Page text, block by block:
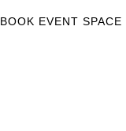
BOOK EVENT SPACE